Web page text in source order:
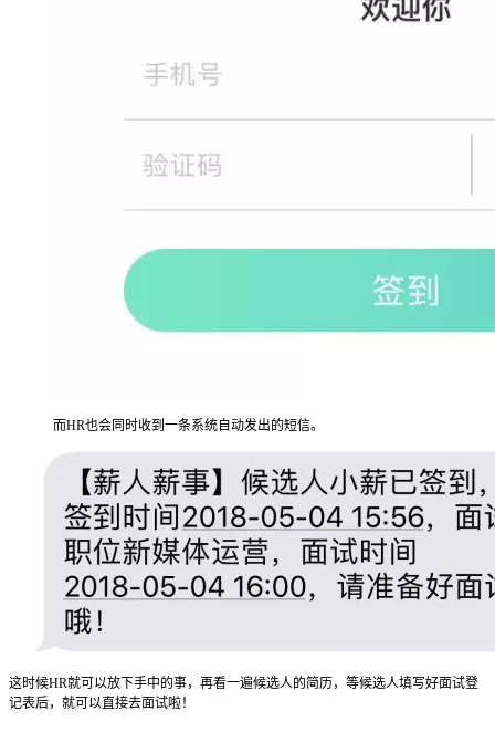
而HR也会同时收到一条系统自动发出的短信。
这时候HR就可以放下手中的事，再看一遍候选人的简历，等候选人填写好面试登
记表后，就可以直接去面试啦！